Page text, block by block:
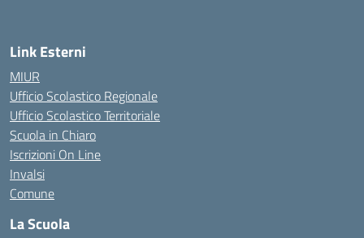
Link Esterni
MIUR
Ufficio Scolastico Regionale
Ufficio Scolastico Territoriale
Scuola in Chiaro
Iscrizioni On Line
Invalsi
Comune
La Scuola